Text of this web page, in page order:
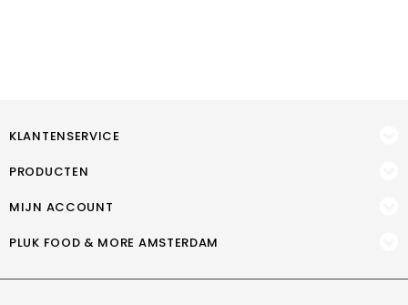
KLANTENSERVICE
PRODUCTEN
MIJN ACCOUNT
PLUK FOOD & MORE AMSTERDAM